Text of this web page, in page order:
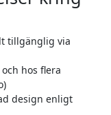
tillgänglig via
hos flera
design enligt